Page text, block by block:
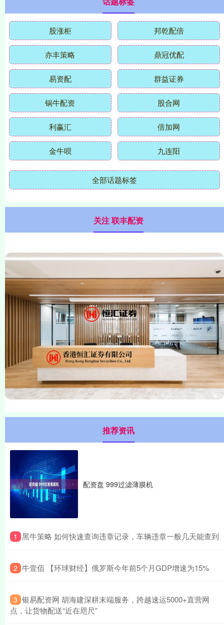
股涨柜 邦乾配倍
亦丰策略 鼎冠优配
易资配 群益证券
锅牛配资 股合网
利赢汇 倍加网
金牛呗 九连阳
全部话题标签
关注 联丰配资
推荐资讯
配资盘 999过滤薄膜机
1 ​黑牛策略 如何快速查询违章记录，车辆违章一般几天能查到
2 ​牛壹佰 【环球财经】俄罗斯今年前5个月GDP增速为15%
3 ​银易配资网 胡海建深耕末端服务，跨越速运5000+直营网
点，让货物配送“近在咫尺”